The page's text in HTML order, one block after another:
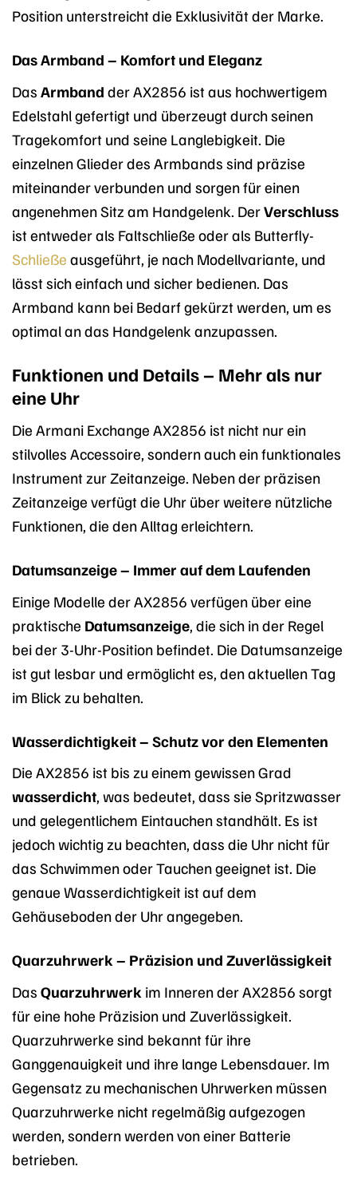
Position unterstreicht die Exklusivität der Marke.
Das Armband – Komfort und Eleganz
Das Armband der AX2856 ist aus hochwertigem
Edelstahl gefertigt und überzeugt durch seinen
Tragekomfort und seine Langlebigkeit. Die
einzelnen Glieder des Armbands sind präzise
miteinander verbunden und sorgen für einen
angenehmen Sitz am Handgelenk. DerVerschluss
ist entweder als Faltschließe oder als Butterfly-
Schließe ausgeführt, je nach Modellvariante, und
lässt sich einfach und sicher bedienen. Das
Armband kann bei Bedarf gekürzt werden, um es
optimal an das Handgelenk anzupassen.
Funktionen und Details – Mehr als nur
eine Uhr
Die Armani Exchange AX2856 ist nicht nur ein
stilvolles Accessoire, sondern auch ein funktionales
Instrument zur Zeitanzeige. Neben der präzisen
Zeitanzeige verfügt die Uhr über weitere nützliche
Funktionen, die den Alltag erleichtern.
Datumsanzeige – Immer auf dem Laufenden
Einige Modelle der AX2856 verfügen über eine
praktische Datumsanzeige , die sich in der Regel
bei der 3-Uhr-Position befindet. Die Datumsanzeige
ist gut lesbar und ermöglicht es, den aktuellen Tag
im Blick zu behalten.
Wasserdichtigkeit – Schutz vor den Elementen
Die AX2856 ist bis zu einem gewissen Grad
wasserdicht, was bedeutet, dass sie Spritzwasser
und gelegentlichem Eintauchen standhält. Es ist
jedoch wichtig zu beachten, dass die Uhr nicht für
das Schwimmen oder Tauchen geeignet ist. Die
genaue Wasserdichtigkeit ist auf dem
Gehäuseboden der Uhr angegeben.
Quarzuhrwerk – Präzision und Zuverlässigkeit
Das Quarzuhrwerk im Inneren der AX2856 sorgt
für eine hohe Präzision und Zuverlässigkeit.
Quarzuhrwerke sind bekannt für ihre
Ganggenauigkeit und ihre lange Lebensdauer. Im
Gegensatz zu mechanischen Uhrwerken müssen
Quarzuhrwerke nicht regelmäßig aufgezogen
werden, sondern werden von einer Batterie
betrieben.